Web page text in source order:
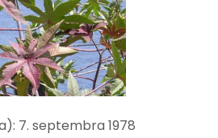
7. septembra 1978